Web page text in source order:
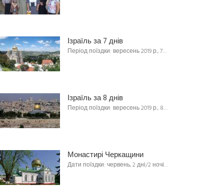
Ізраїль за 7 днів
Період поїздки: вересень 2019 р., 7…
Ізраїль за 8 днів
Період поїздки: вересень 2019 р., 8…
Монастирі Черкащини
Дати поїздки: червень, 2 дні/2 ночі…